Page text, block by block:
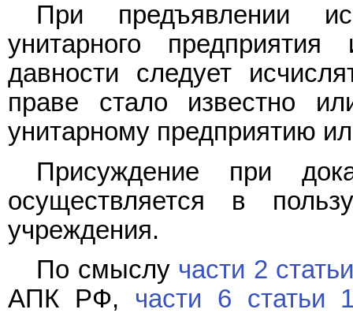
При предъявлении
унитарного
давности следует
праве стало известно
унитарному предприятию
Присуждение при
осуществляется в
учреждения.
По смыслу части 2
АПК РФ, части 6 статьи